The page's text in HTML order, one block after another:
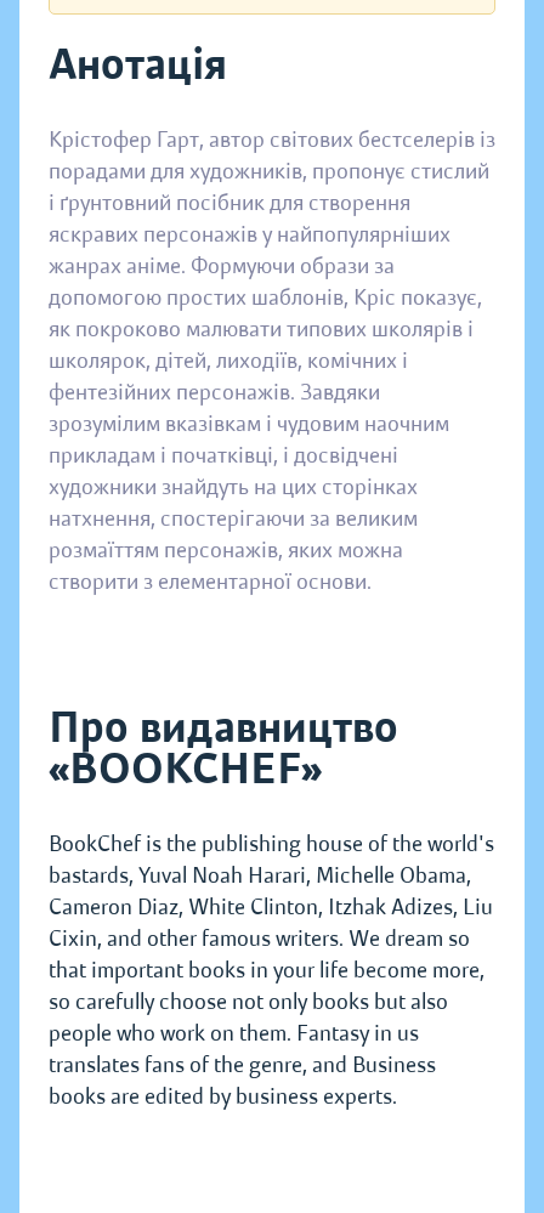
Анотація
Крістофер Гарт, автор світових бестселерів із
порадами для художників, пропонує стислий
і ґрунтовний посібник для створення
яскравих персонажів у найпопулярніших
жанрах аніме. Формуючи образи за
допомогою простих шаблонів, Кріс показує,
як покроково малювати типових школярів і
школярок, дітей, лиходіїв, комічних і
фентезійних персонажів. Завдяки
зрозумілим вказівкам і чудовим наочним
прикладам і початківці, і досвідчені
художники знайдуть на цих сторінках
натхнення, спостерігаючи за великим
розмаїттям персонажів, яких можна
створити з елементарної основи.
Про видавництво
«BOOKCHEF»
BookChef is the publishing house of the world's
bastards, Yuval Noah Harari, Michelle Obama,
Cameron Diaz, White Clinton, Itzhak Adizes, Liu
Cixin, and other famous writers. We dream so
that important books in your life become more,
so carefully choose not only books but also
people who work on them. Fantasy in us
translates fans of the genre, and Business
books are edited by business experts.